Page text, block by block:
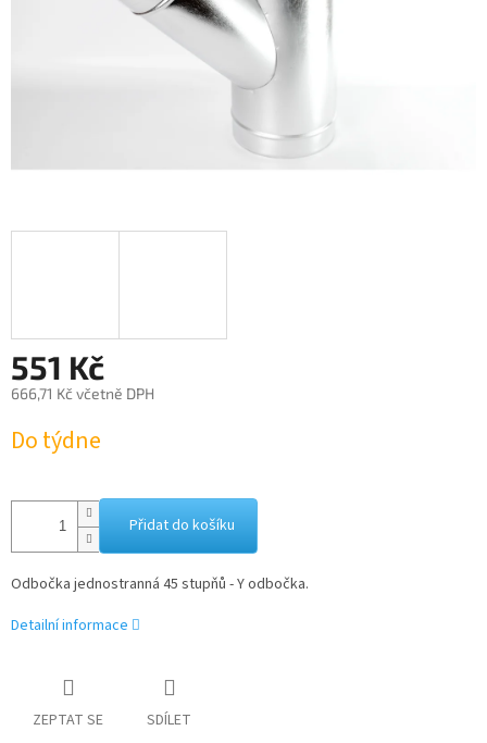
551 Kč
666,71 Kč včetně DPH
cena:
Do týdne
Přidat do košíku
Odbočka jednostranná 45 stupňů - Y odbočka.
Detailní informace
ZEPTAT SE SDÍLET